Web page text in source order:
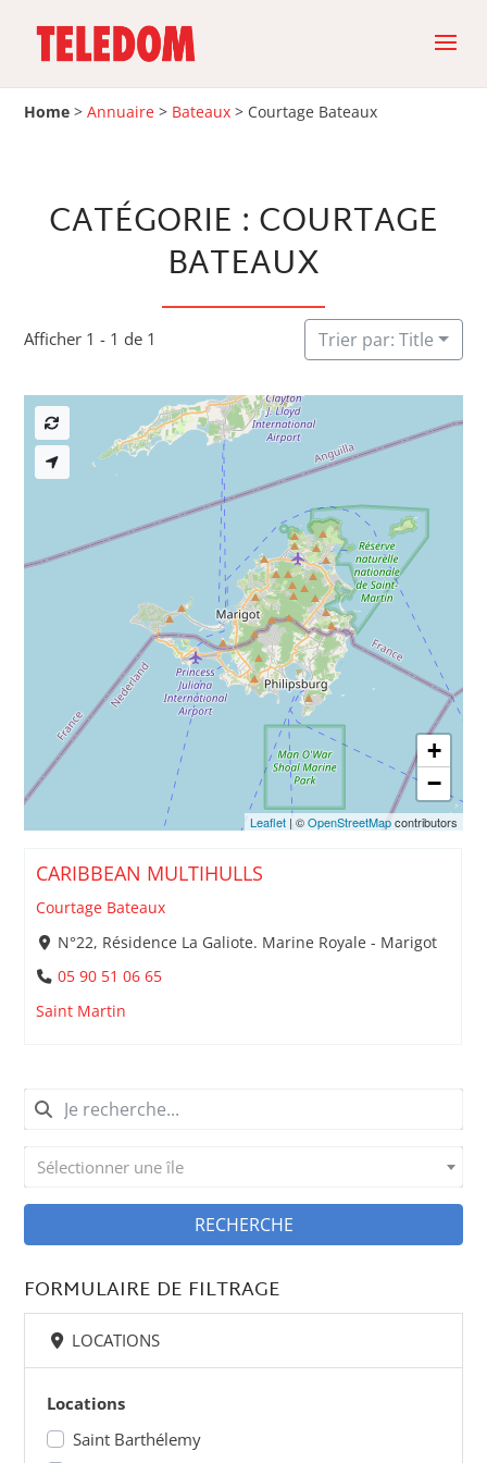
Home >Annuaire > Bateaux > Courtage Bateaux
CATÉGORIE : COURTAGE
BATEAUX
Afficher 1 - 1 de 1 Trier par: Title
CARIBBEAN MULTIHULLS
Courtage Bateaux
N°22, Résidence La Galiote. Marine Royale - Marigot
05 90 51 06 65
Saint Martin
+
−
Leaflet| ©OpenStreetMapcontributors
Sélectionner une île
RECHERCHE
FORMULAIRE DE FILTRAGE
LOCATIONS
Locations
Saint Barthélemy